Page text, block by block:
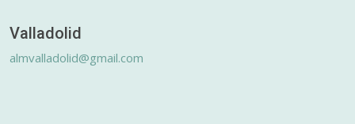
Valladolid
almvalladolid@gmail.com